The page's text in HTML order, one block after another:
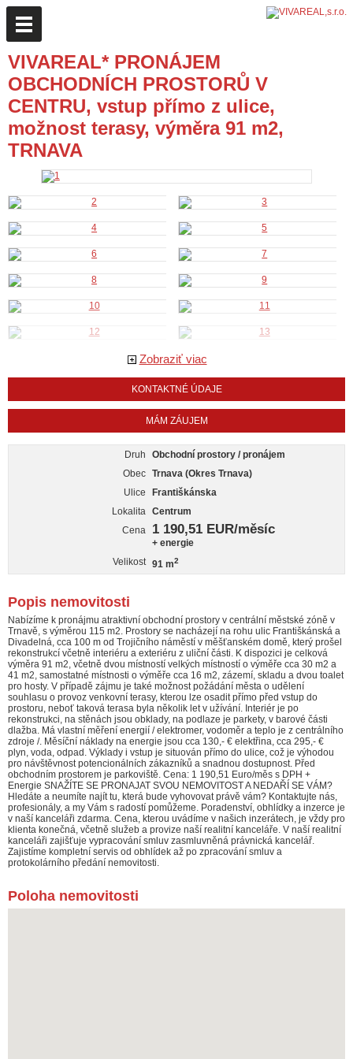
VIVAREAL* PRONÁJEM
OBCHODNÍCH PROSTORŮ V
CENTRU, vstup přímo z ulice,
možnost terasy, výměra 91 m2,
TRNAVA
Zobraziť viac
KONTAKTNÉ ÚDAJE
MÁM ZÁUJEM
Druh
Obchodní prostory / pronájem
Obec Trnava (Okres Trnava)
Ulice
Františkánska
Lokalita Centrum
Cena
1 190,51 EUR/měsíc
+ energie
Velikost 91 m2
Popis nemovitosti
Nabízíme k pronájmu atraktivní obchodní prostory v centrální městské zóně v
Trnavě, s výměrou 115 m2. Prostory se nacházejí na rohu ulic Františkánská a
Divadelná, cca 100 m od Trojičního náměstí v měšťanském domě, který prošel
rekonstrukcí včetně interiéru a exteriéru z uliční části. K dispozici je celková
výměra 91 m2, včetně dvou místností velkých místností o výměře cca 30 m2 a
41 m2, samostatné místnosti o výměře cca 16 m2, zázemí, skladu a dvou toalet
pro hosty. V případě zájmu je také možnost požádání města o udělení
souhlasu o provoz venkovní terasy, kterou lze osadit přímo před vstup do
prostoru, neboť taková terasa byla několik let v užívání. Interiér je po
rekonstrukci, na stěnách jsou obklady, na podlaze je parkety, v barové části
dlažba. Má vlastní měření energií / elektromer, vodoměr a teplo je z centrálního
zdroje /. Měsíční náklady na energie jsou cca 130,- € elektřina, cca 295,- €
plyn, voda, odpad. Výklady i vstup je situován přímo do ulice, což je výhodou
pro návštěvnost potencionálních zákazníků a snadnou dostupnost. Před
obchodním prostorem je parkoviště. Cena: 1 190,51 Euro/měs s DPH +
Energie SNAŽÍTE SE PRONAJAT SVOU NEMOVITOST A NEDAŘÍ SE VÁM?
Hledáte a neumíte najít tu, která bude vyhovovat právě vám? Kontaktujte nás,
profesionály, a my Vám s radostí pomůžeme. Poradenství, obhlídky a inzerce je
v naší kanceláři zdarma. Cena, kterou uvádíme v našich inzerátech, je vždy pro
klienta konečná, včetně služeb a provize naší realitní kanceláře. V naší realitní
kanceláři zajišťuje vypracování smluv zasmluvněná právnická kancelář.
Zajistíme kompletní servis od obhlídek až po zpracování smluv a
protokolárního předání nemovitosti.
Poloha nemovitosti